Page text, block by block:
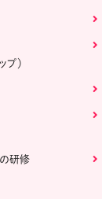
プ）
研修